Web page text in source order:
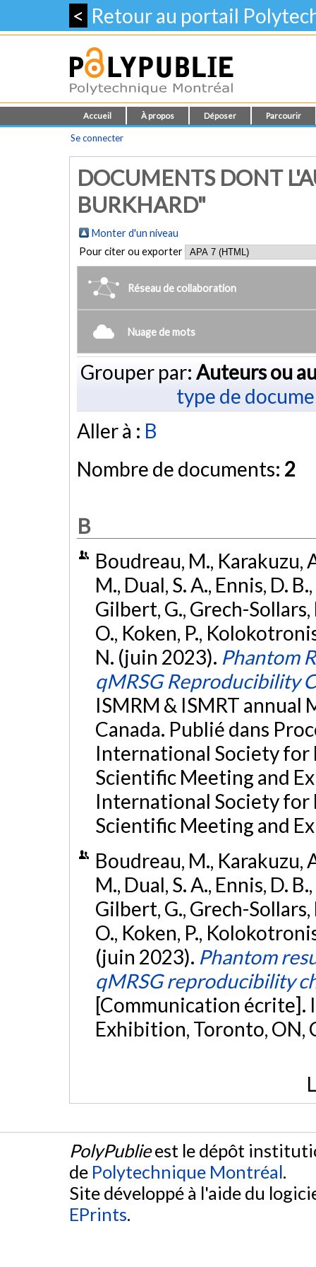
< Retour au portail
Accueil À propos Déposer Parcourir
Se connecter
DOCUMENTS DONT
BURKHARD"
Monter d'un niveau
Pour citer ou exporter
Réseau de collaboration
Nuage de mots
Grouper par: Auteurs ou
type de
Aller à : B
Nombre de documents: 2
B
Boudreau, M., Karakuzu,
M., Dual, S. A., Ennis, D.
Gilbert, G., Grech-
O., Koken, P.,
N. (juin 2023). Phantom
qMRSG Reproducibility
ISMRM & ISMRT
Canada. Publié dans
International Society for
Scientific Meeting and
International Society for
Scientific Meeting and
Boudreau, M., Karakuzu,
M., Dual, S. A., Ennis, D.
Gilbert, G., Grech-
O., Koken, P.,
(juin 2023). Phantom
qMRSG reproducibility
[Communication écrite].
Exhibition, Toronto, ON,
PolyPublieest le dépôt
de Polytechnique Montréal.
Site développé à l'aide du
EPrints.